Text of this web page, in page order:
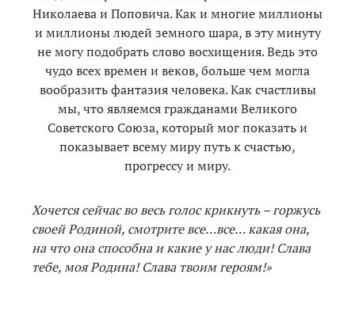
Николаева и Поповича. Как и многие миллионы
и миллионы людей земного шара, в эту минуту
не могу подобрать слово восхищения. Ведь это
чудо всех времен и веков, больше чем могла
вообразить фантазия человека. Как счастливы
мы, что являемся гражданами Великого
Советского Союза, который мог показать и
показывает всему миру путь к счастью,
прогрессу и миру.
Хочется сейчас во весь голос крикнуть – горжусь
своей Родиной, смотрите все…все… какая она,
на что она способна и какие у нас люди! Слава
тебе, моя Родина! Слава твоим героям!»